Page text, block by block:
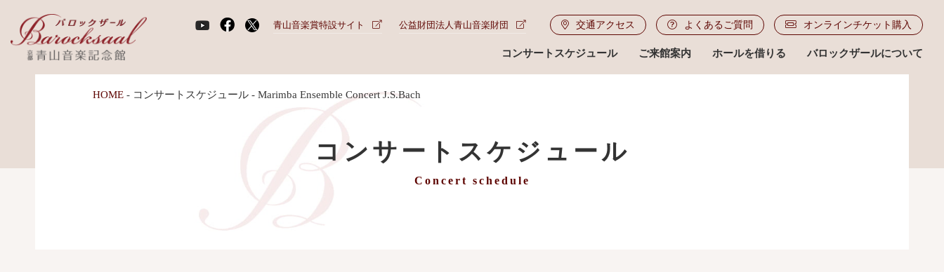
青山音楽賞特設サイト 公益財団法人青山音楽財団 交通アクセス よくあるご質問 オンラインチケット購入
コンサートスケジュール ご来館案内 ホールを借りる バロックザールについて
HOME - コンサートスケジュール - Marimba Ensemble Concert J.S.Bach
コンサートスケジュール
Concert schedule